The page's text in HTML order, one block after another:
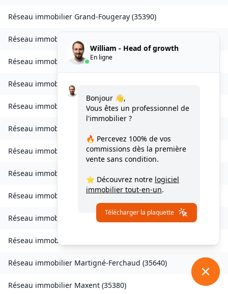
Réseau immobilier Grand-Fougeray (35390)
Réseau immobilier Guichen
Réseau immobilierGuipel(35440
Réseau immobilier
Réseau immobilier Laillé(35890)
Réseau immobilier
Réseau immobilier Livré-sur-Changeon( 35450)
Réseau immobilier Lohéac
Réseau immobilier Longaulnay(35190)
Réseau immobilier Loutehel )
Réseau immobilier
Réseau immobilier Martigné-Ferchaud (35640)
Réseau immobilier Maxent (35380)
William - Head of growth
En ligne
Bonjour 👋,
Vous êtes un professionnel de
l'immobilier ?
🔥 Percevez 100% de vos
commissions dès la première
vente sans condition.
⭐ Découvrez notre logiciel
immobilier tout-en-un.
Télécharger la plaquette